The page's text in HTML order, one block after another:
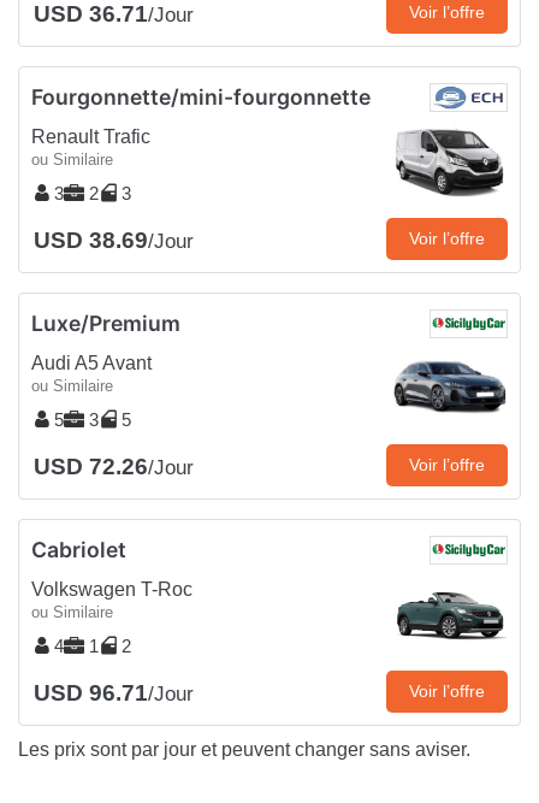
USD 36.71/Jour Voir l’offre
Fourgonnette/mini-fourgonnette
Renault Trafic
ou Similaire
3 2 3
USD 38.69/Jour Voir l’offre
Luxe/Premium
Audi A5 Avant
ou Similaire
5 3 5
USD 72.26/Jour Voir l’offre
Cabriolet
Volkswagen T-Roc
ou Similaire
4 1 2
USD 96.71/Jour Voir l’offre
Les prix sont par jour et peuvent changer sans aviser.